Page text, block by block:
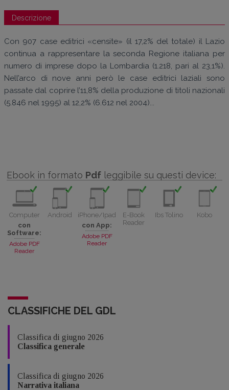
Descrizione
Con 907 case editrici «censite» (il 17,2% del totale) il Lazio
continua a rappresentare la seconda Regione italiana per
numero di imprese dopo la Lombardia (1.218, pari al 23,1%).
Nell’arco di nove anni però le case editrici laziali sono
passate dal coprire l’11,8% della produzione di titoli nazionali
(5.846 nel 1995) al 12,2% (6.612 nel 2004)...
Ebook in formato Pdf leggibile su questi device:
Computer
con
Software:
Adobe PDF
Reader
Android
iPhone/Ipad
con App:
Adobe PDF
Reader
E-Book
Reader
Ibs Tolino Kobo
CLASSIFICHE DEL GDL
Classifica di giugno 2026
Classifica generale
Classifica di giugno 2026
Narrativa italiana